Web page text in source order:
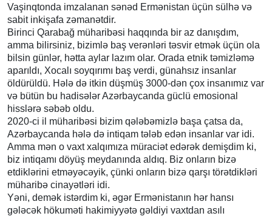
Vaşinqtonda imzalanan sənəd Ermənistan üçün sülhə və
sabit inkişafa zəmanətdir.
Birinci Qarabağ müharibəsi haqqında bir az danışdım,
amma bilirsiniz, bizimlə baş verənləri təsvir etmək üçün ola
bilsin günlər, hətta aylar lazım olar. Orada etnik təmizləmə
aparıldı, Xocalı soyqırımı baş verdi, günahsız insanlar
öldürüldü. Hələ də itkin düşmüş 3000-dən çox insanımız var
və bütün bu hadisələr Azərbaycanda güclü emosional
hisslərə səbəb oldu.
2020-ci il müharibəsi bizim qələbəmizlə başa çatsa da,
Azərbaycanda hələ də intiqam tələb edən insanlar var idi.
Amma mən o vaxt xalqımıza müraciət edərək demişdim ki,
biz intiqamı döyüş meydanında aldıq. Biz onların bizə
etdiklərini etməyəcəyik, çünki onların bizə qarşı törətdikləri
müharibə cinayətləri idi.
Yəni, demək istərdim ki, əgər Ermənistanın hər hansı
gələcək hökuməti hakimiyyətə gəldiyi vaxtdan asılı